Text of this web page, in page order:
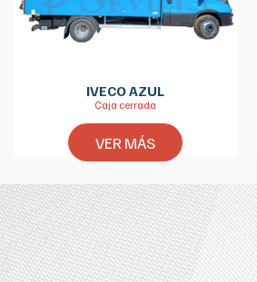
IVECO AZUL
Caja cerrada
VER MÁS